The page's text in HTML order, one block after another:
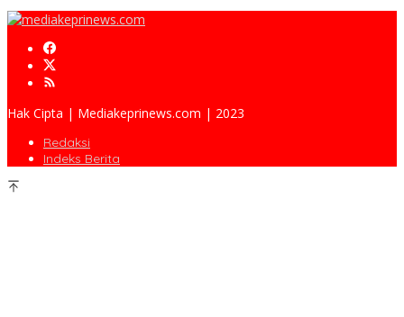
Hak Cipta | Mediakeprinews.com | 2023
Redaksi
Indeks Berita